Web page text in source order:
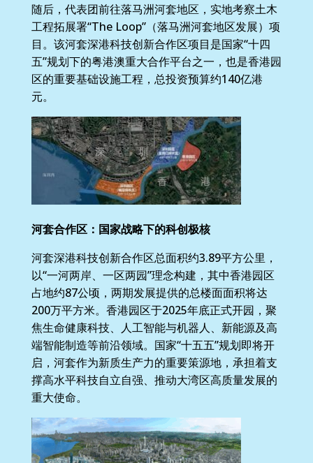
随后，代表团前往落马洲河套地区，实地考察土木
工程拓展署“The Loop”（落马洲河套地区发展）项
目。该河套深港科技创新合作区项目是国家“十四
五”规划下的粤港澳重大合作平台之一，也是香港园
区的重要基础设施工程，总投资预算约140亿港
元。
河套合作区：国家战略下的科创极核
河套深港科技创新合作区总面积约3.89平方公里，
以“一河两岸、一区两园”理念构建，其中香港园区
占地约87公顷，两期发展提供的总楼面面积将达
200万平方米。香港园区于2025年底正式开园，聚
焦生命健康科技、人工智能与机器人、新能源及高
端智能制造等前沿领域。国家“十五五”规划即将开
启，河套作为新质生产力的重要策源地，承担着支
撑高水平科技自立自强、推动大湾区高质量发展的
重大使命。